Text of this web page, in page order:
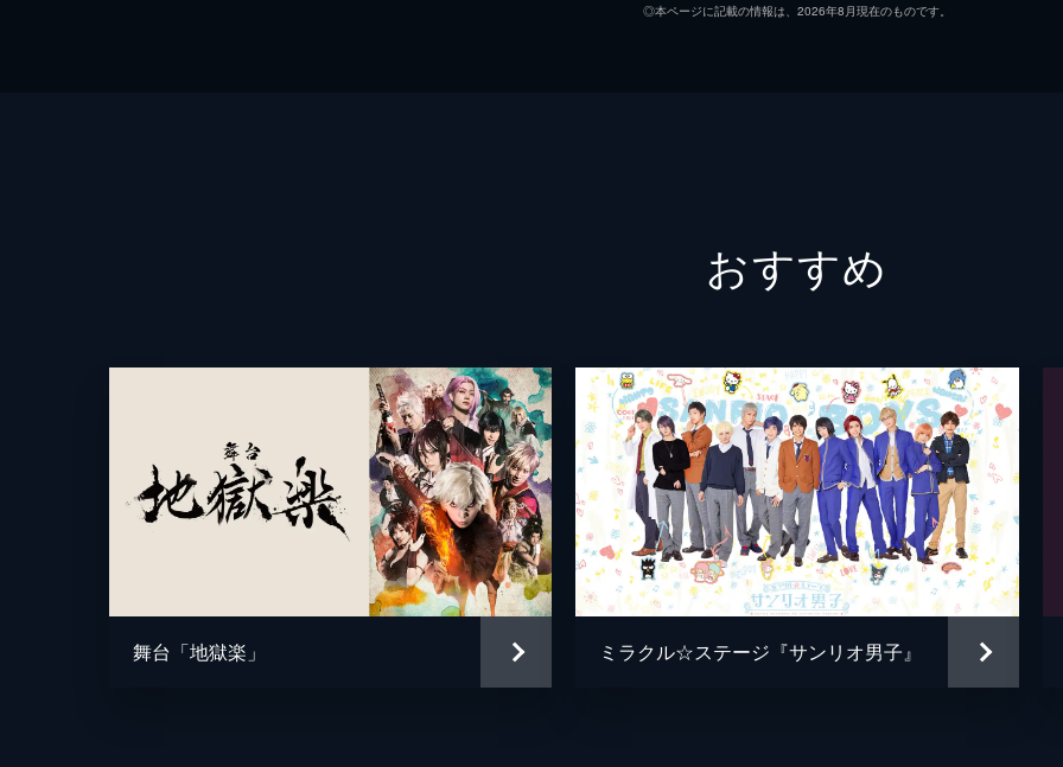
三井淳平
灰塚宗史
飯田寅義
楚南慧
小林優太
高木トモユキ
◎本ページに記載の情報は、2026年8月現在のものです。
おすすめ
舞台「地獄楽」 ミラクル☆ステージ『サンリオ男子』